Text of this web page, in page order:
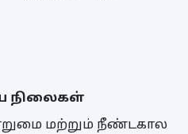
நிலைகள்
மற்றும் நீண்டகால